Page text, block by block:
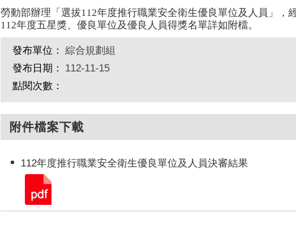
勞動部辦理「選拔112年度推行職業安全衛生優良單位及人員」，
112年度五星獎、優良單位及優良人員得獎名單詳如附檔。
發布單位： 綜合規劃組
發布日期：
112-11-15
點閱次數：
附件檔案下載
112年度推行職業安全衛生優良單位及人員決審結果